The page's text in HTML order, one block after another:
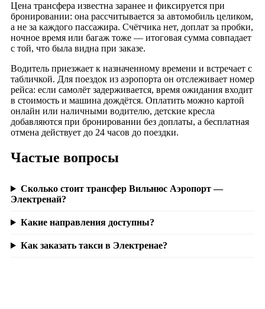
Цена трансфера известна заранее и фиксируется при
бронировании: она рассчитывается за автомобиль целиком,
а не за каждого пассажира. Счётчика нет, доплат за пробки,
ночное время или багаж тоже — итоговая сумма совпадает
с той, что была видна при заказе.
Водитель приезжает к назначенному времени и встречает с
табличкой. Для поездок из аэропорта он отслеживает номер
рейса: если самолёт задерживается, время ожидания входит
в стоимость и машина дождётся. Оплатить можно картой
онлайн или наличными водителю, детские кресла
добавляются при бронировании без доплаты, а бесплатная
отмена действует до 24 часов до поездки.
Частые вопросы
Сколько стоит трансфер Вильнюс Аэропорт —
Электренай?
Какие направления доступны?
Как заказать такси в Электренае?